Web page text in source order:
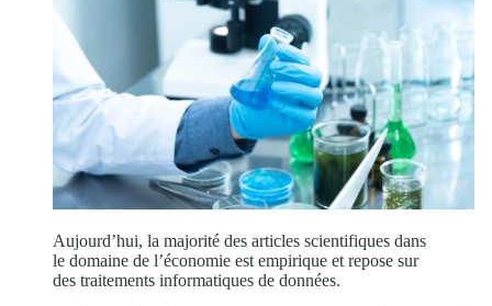
Aujourd’hui, la majorité des articles scientifiques dans
le domaine de l’économie est empirique et repose sur
des traitements informatiques de données.